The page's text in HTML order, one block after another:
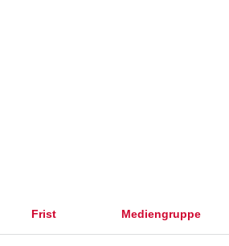
Frist Mediengruppe